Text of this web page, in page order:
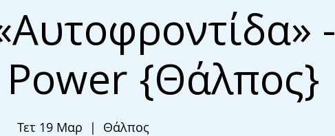
-
{Θάλπος}
Τετ 19 Μαρ
  |
Θάλπος